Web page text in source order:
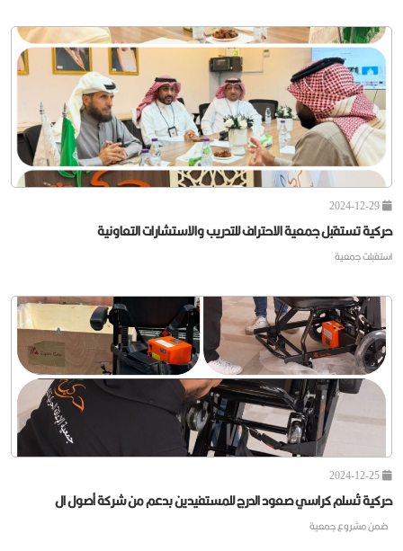
2024-12-30
حركية تسجل حضورها الفاعل بمناسبة اليوم العالمي للأشخاص ذوي ا
2024-12-29
حركية تستقبل جمعية الاحتراف للتدريب والاستشارات التعاونية
استقبلت جمعية